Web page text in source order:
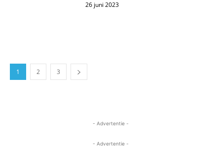
26 juni 2023
1 2 3
- Advertentie -
- Advertentie -